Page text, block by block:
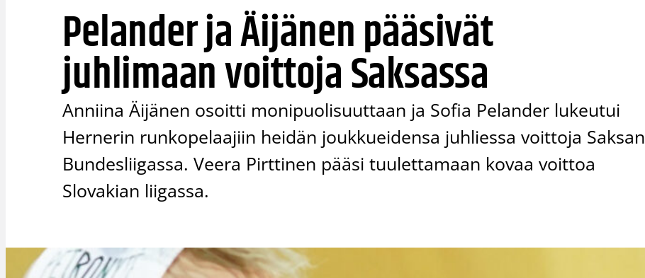
Pelander ja Äijänen pääsivät
juhlimaan voittoja Saksassa
Anniina Äijänen osoitti monipuolisuuttaan ja Sofia Pelander lukeutui
Hernerin runkopelaajiin heidän joukkueidensa juhliessa voittoja Saksan
Bundesliigassa. Veera Pirttinen pääsi tuulettamaan kovaa voittoa
Slovakian liigassa.